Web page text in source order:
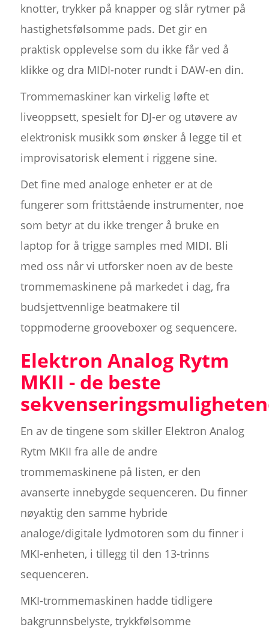
knotter, trykker på knapper og slår rytmer på
hastighetsfølsomme pads. Det gir en
praktisk opplevelse som du ikke får ved å
klikke og dra MIDI-noter rundt i DAW-en din.
Trommemaskiner kan virkelig løfte et
liveoppsett, spesielt for DJ-er og utøvere av
elektronisk musikk som ønsker å legge til et
improvisatorisk element i riggene sine.
Det fine med analoge enheter er at de
fungerer som frittstående instrumenter, noe
som betyr at du ikke trenger å bruke en
laptop for å trigge samples med MIDI. Bli
med oss når vi utforsker noen av de beste
trommemaskinene på markedet i dag, fra
budsjettvennlige beatmakere til
toppmoderne grooveboxer og sequencere.
Elektron Analog Rytm
MKII - de beste
En av de tingene som skiller Elektron Analog
Rytm MKII fra alle de andre
trommemaskinene på listen, er den
avanserte innebygde sequenceren. Du finner
nøyaktig den samme hybride
analoge/digitale lydmotoren som du finner i
MKI-enheten, i tillegg til den 13-trinns
sequenceren.
MKI-trommemaskinen hadde tidligere
bakgrunnsbelyste, trykkfølsomme